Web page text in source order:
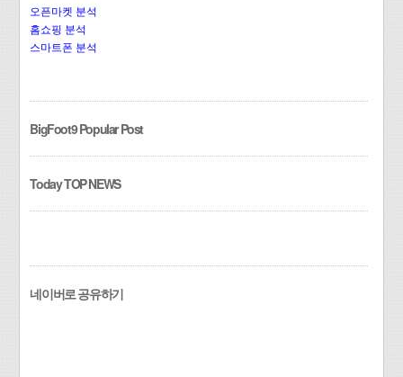
오픈마켓 분석
홈쇼핑 분석
스마트폰 분석
BigFoot9 Popular Post
Today TOP NEWS
네이버로 공유하기